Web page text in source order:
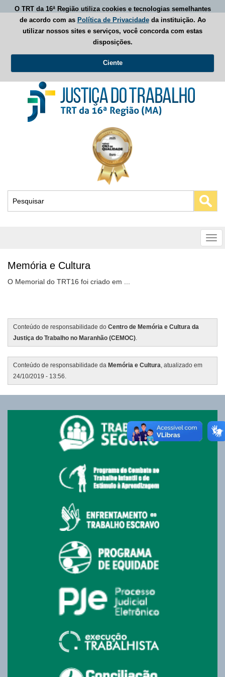
O TRT da 16ª Região utiliza cookies e tecnologias semelhantes
de acordo com as Política de Privacidadeda instituição. Ao
utilizar nossos sites e serviços, você concorda com estas
disposições.
Ciente
Memória e Cultura
O Memorial do TRT16 foi criado em ...
Conteúdo de responsabilidade do Centro de Memória e Cultura da
Justiça do Trabalho no Maranhão (CEMOC).
Conteúdo de responsabilidade da Memória e Cultura, atualizado em
24/10/2019 - 13:56.